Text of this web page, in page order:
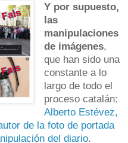
Y por supuesto,
las
manipulaciones
de imágenes,
que han sido una
constante a lo
largo de todo el
proceso catalán:
Alberto Estévez,
de la foto de portada
del diario.